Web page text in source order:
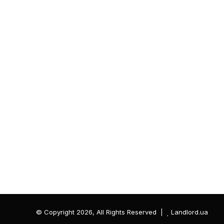
© Copyright 2026, All Rights Reserved | Landlord.ua